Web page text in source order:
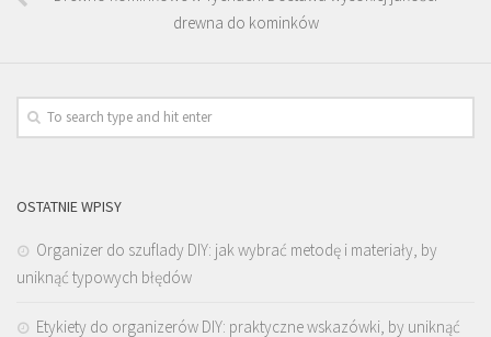
drewna do kominków
OSTATNIE WPISY
Organizer do szuflady DIY: jak wybrać metodę i materiały, by
uniknąć typowych błędów
Etykiety do organizerów DIY: praktyczne wskazówki, by uniknąć